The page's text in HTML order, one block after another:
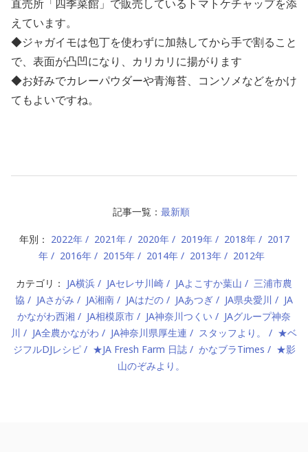
直売所「四季菜館」で販売しているトマトケチャップを添
えています。
◆ジャガイモは包丁を使わずに加熱してから手で割ること
で、表面が凸凹になり、カリカリに揚がります
◆お好みでカレーパウダーや青海苔、コンソメなどをかけ
てもよいですね。
記事一覧： 最新順
年別： 2022年 2021年 2020年 2019年 2018年
2017
年
2016年 2015年 2014年 2013年 2012年
カテゴリ： JA横浜 JAセレサ川崎 JAよこすか葉山
三浦市農
協
JAさがみ JA湘南 JAはだの JAあつぎ JA県央愛川
JA
かながわ西湘
JA相模原市 JA神奈川つくい
JAグループ神奈
川
JA全農かながわ JA神奈川県厚生連 スタッフより。
★ベ
ジフルDJレシピ
★JA Fresh Farm 日誌 かなブラTimes
★影
山のぞみより。